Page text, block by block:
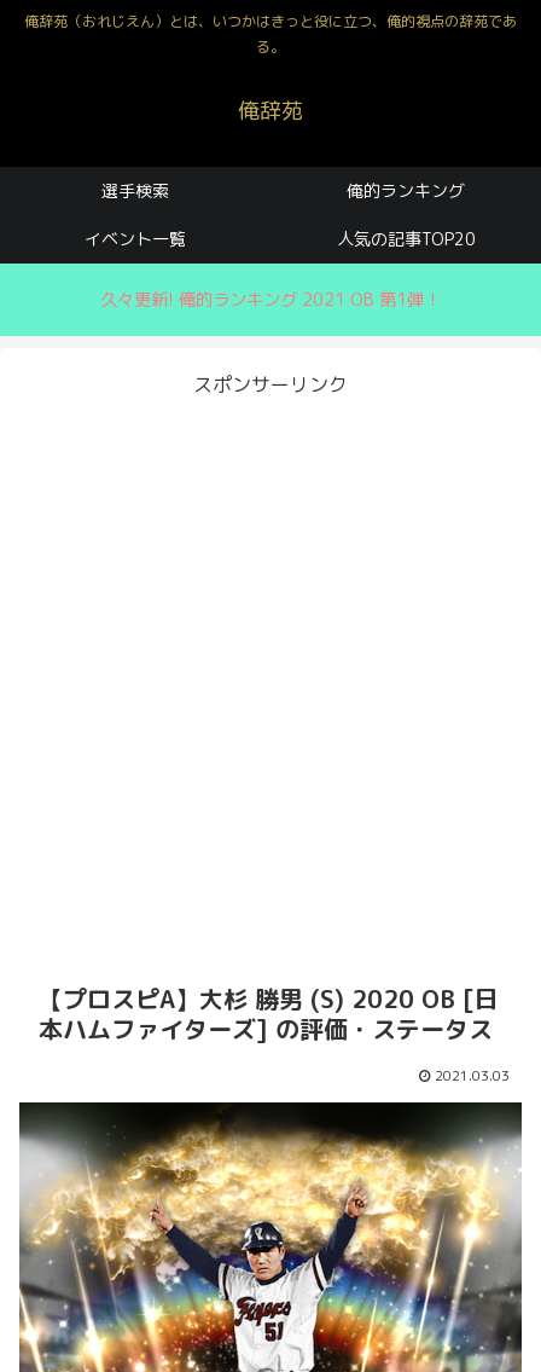
俺辞苑（おれじえん）とは、いつかはきっと役に立つ、俺的視点の辞苑であ
る。
俺辞苑
選手検索 俺的ランキング
イベント一覧 人気の記事TOP20
久々更新! 俺的ランキング 2021 OB 第1弾！
スポンサーリンク
【プロスピA】大杉 勝男 (S) 2020 OB [日
本ハムファイターズ] の評価・ステータス
2021.03.03